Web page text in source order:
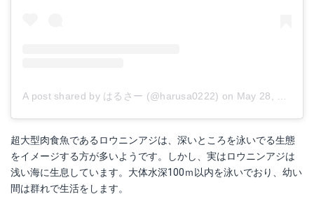
A post shared by はるさー (@harusa0222) on May 28, 2016 at 1:15am PDT
超大型肉食魚であるロウニンアジは、深いところを泳いでる生態
をイメージする方が多いようです。しかし、実はロウニンアジは
浅い海に生息しています。大体水深100ｍ以内を泳いでおり、幼い
間は群れで生活をします。